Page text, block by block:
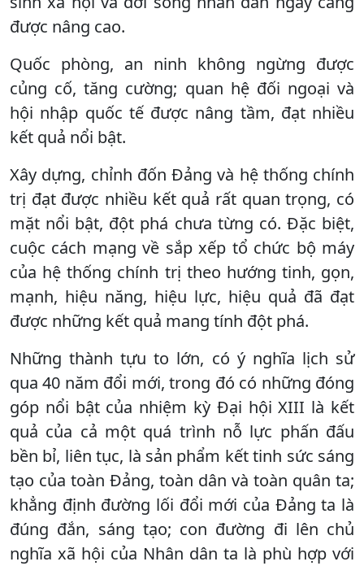
được nâng cao.
Quốc phòng, an ninh không ngừng được
củng cố, tăng cường; quan hệ đối ngoại và
hội nhập quốc tế được nâng tầm, đạt nhiều
kết quả nổi bật.
Xây dựng, chỉnh đốn Đảng và hệ thống chính
trị đạt được nhiều kết quả rất quan trọng, có
mặt nổi bật, đột phá chưa từng có. Đặc biệt,
cuộc cách mạng về sắp xếp tổ chức bộ máy
của hệ thống chính trị theo hướng tinh, gọn,
mạnh, hiệu năng, hiệu lực, hiệu quả đã đạt
được những kết quả mang tính đột phá.
Những thành tựu to lớn, có ý nghĩa lịch sử
qua 40 năm đổi mới, trong đó có những đóng
góp nổi bật của nhiệm kỳ Đại hội XIII là kết
quả của cả một quá trình nỗ lực phấn đấu
bền bỉ, liên tục, là sản phẩm kết tinh sức sáng
tạo của toàn Đảng, toàn dân và toàn quân ta;
khẳng định đường lối đổi mới của Đảng ta là
đúng đắn, sáng tạo; con đường đi lên chủ
nghĩa xã hội của Nhân dân ta là phù hợp với